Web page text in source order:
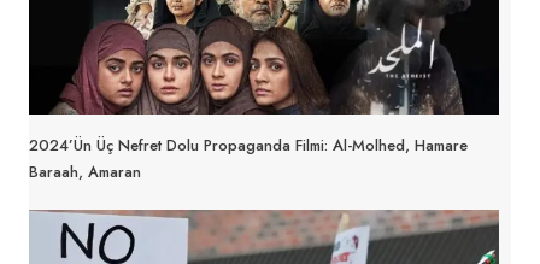
2024’ün Üç Nefret Dolu Propaganda Filmi: Al-Molhed, Hamare
Baraah, Amaran